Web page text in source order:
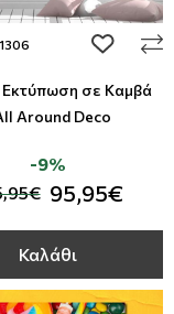
add to
σε Καμβά
Around Deco
95,95€
-9%
Καλάθι